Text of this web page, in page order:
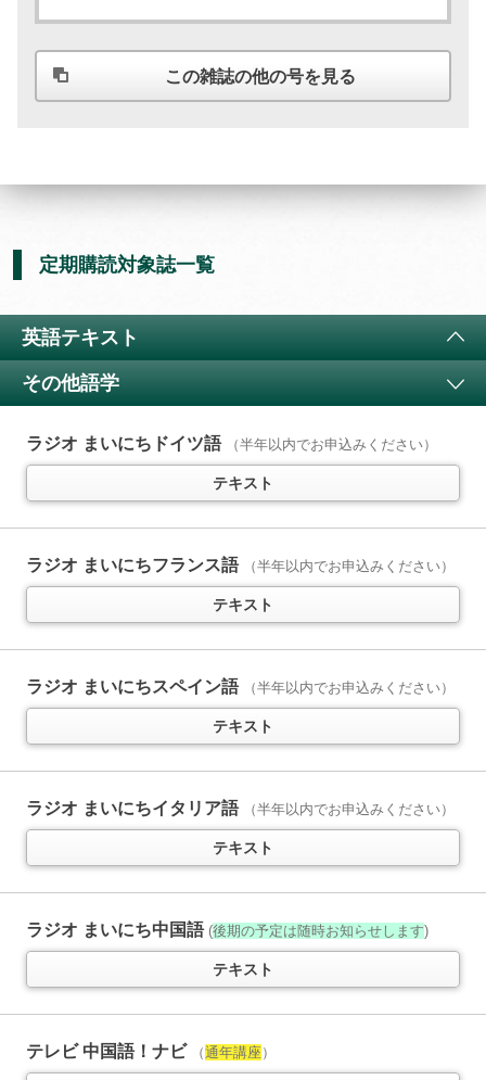
この雑誌の他の号を見る
定期購読対象誌一覧
英語テキスト
ラジオ 小学生の基礎英語
テキスト
中学英語をイチからていねいに 通年講座 ）
ラジオ 基礎英語 レベル2 11か月以上購読で特典付き
英語で「言いたいこと」を表現！ （通年講座
ラジオ 英会話タイムトライアル
テキスト
その他語学
ラジオ まいにちドイツ語 （半年以内でお申込みください）
テキスト
ラジオ まいにちフランス語 （半年以内でお申込みください）
テキスト
ラジオ まいにちスペイン語 （半年以内でお申込みください）
テキスト
ラジオ まいにちイタリア語 （半年以内でお申込みください）
テキスト
ラジオ まいにち中国語 (後期の予定は随時お知らせします)
テキスト
テレビ 中国語！ナビ （通年講座 ）